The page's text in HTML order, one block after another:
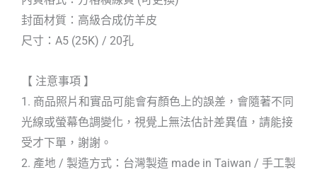
封面材質：高級合成仿羊皮
尺寸：A5 (25K) / 20孔
【 注意事項 】
1. 商品照片和實品可能會有顏色上的誤差，會隨著不同
光線或螢幕色調變化，視覺上無法估計差異值，請能接
受才下單，謝謝。
2. 產地 / 製造方式：台灣製造 made in Taiwan / 手工製